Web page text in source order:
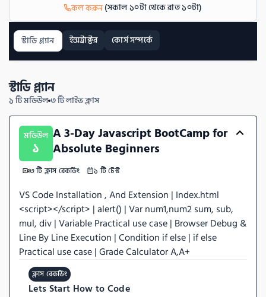
কল করুন(সকাল ১০টা থেকে রাত ১০টা)
স্টাডি প্ল্যান ইন্সট্রাক্টর কোর্স সম্পর্কে
স্টাডি প্ল্যান
১ টিমডিউল৩ টিলাইভ ক্লাস
মডিউল
১
A 3-Day Javascript BootCamp for
Absolute Beginners
৩ টি ক্লাস রেকর্ডিং ১ টি টেস্ট
VS Code Installation , And Extension | Index.html
<script></script> | alert() | Var num1,num2 sum, sub,
mul, div | Variable Practical use case | Browser Debug &
Line By Line Execution | Condition if else | if else
Practical use case | Grade Calculator A,A+
ক্লাস রেকর্ডিং
Lets Start How to Code